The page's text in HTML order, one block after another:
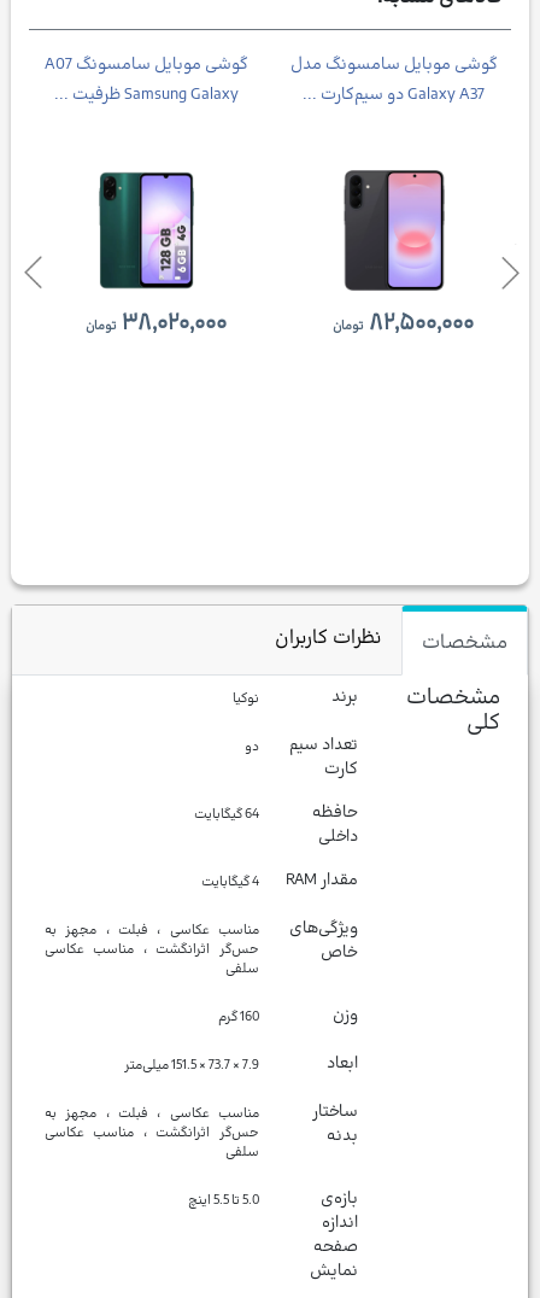
گوشی موبایل سامسونگ A07
Samsung Galaxy ظرفیت ...
۳۸,۰۲۰,۰۰۰ تومان
گوشی موبایل سامسونگ مدل
Galaxy A37 دو سیم‌کارت ...
۸۲,۵۰۰,۰۰۰ تومان
مشخصات نظرات کاربران
مشخصات
کلی
برند نوکیا
تعداد سیم
کارت
دو
حافظه
داخلی
64 گیگابایت
مقدار RAM 4 گیگابایت
ویژگی‌های
خاص
مناسب عکاسی ، فبلت ، مجهز به
حس‌گر اثرانگشت ، مناسب عکاسی
سلفی
وزن 160 گرم
ابعاد 7.9 × 73.7 × 151.5 میلی‌متر
ساختار
بدنه
مناسب عکاسی ، فبلت ، مجهز به
حس‌گر اثرانگشت ، مناسب عکاسی
سلفی
بازه‌ی
اندازه
صفحه
نمایش
5.0 تا 5.5 اینچ